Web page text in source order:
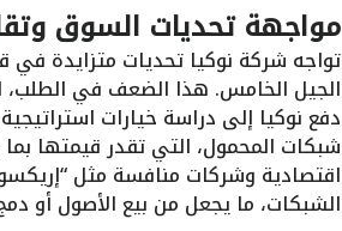
مواجهة تحديات السوق
تواجه شركة نوكيا تحديات متزايدة
دفع نوكيا إلى دراسة خيارات
اقتصادية وشركات منافسة مثل
الشبكات، ما يجعل من بيع الأصول أو